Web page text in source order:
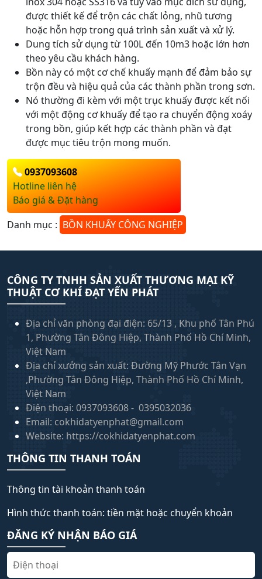
được thiết kế để trộn các chất lỏng, nhũ tương
hoặc hỗn hợp trong quá trình sản xuất và xử lý.
Dung tích sử dụng từ 100L đến 10m3 hoặc lớn hơn
theo yêu cầu khách hàng.
Bồn này có một cơ chế khuấy mạnh để đảm bảo sự
trộn đều và hiệu quả của các thành phần trong sơn.
Nó thường đi kèm với một trục khuấy được kết nối
với một động cơ khuấy để tạo ra chuyển động xoáy
trong bồn, giúp kết hợp các thành phần và đạt
được mục tiêu trộn mong muốn.
0937093608
Hotline liên hệ
Báo giá & Đặt hàng
Danh mục : BỒN KHUẤY CÔNG NGHIỆP
CÔNG TY TNHH SẢN XUẤT THƯƠNG MẠI KỸ
THUẬT CƠ KHÍ ĐẠT YẾN PHÁT
Địa chỉ văn phòng đại điện: 65/13 , Khu phố Tân Phú
1, Phường Tân Đông Hiệp, Thành Phố Hồ Chí Minh,
Việt Nam
Địa chỉ xưởng sản xuất: Đường Mỹ Phước Tân Vạn
,Phường Tân Đông Hiệp, Thành Phố Hồ Chí Minh,
Việt Nam
Điện thoại: 0937093608 - 0395032036
Email: cokhidatyenphat@gmail.com
Website: https://cokhidatyenphat.com
THÔNG TIN THANH TOÁN
Thông tin tài khoản thanh toán
Hình thức thanh toán: tiền mặt hoặc chuyển khoản
ĐĂNG KÝ NHẬN BÁO GIÁ